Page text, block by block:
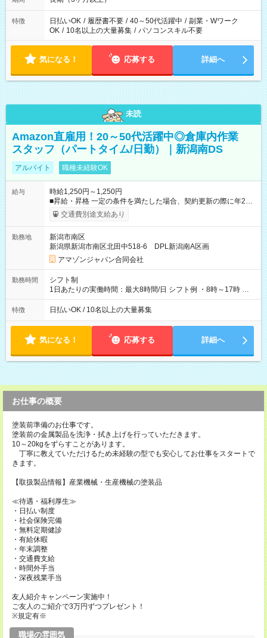
特徴 日払いOK / 履歴書不要 / 40～50代活躍中 / 副業・Wワーク
OK / 10名以上の大量募集 / パソコンスキル不要
気になる！ 応募する 詳細へ
未読
Amazon直雇用！20～50代活躍中◎倉庫内作業
スタッフ（パートタイム/日勤）｜新潟南DS
アルバイト 職種未経験OK
給与
時給1,250円～1,250円
■昇給・昇格 一定の条件を満たした場合、契約更新の際に年2回
まで昇給の機会があります。 ■正社員登用制度あり ※月末締/翌
月25日支払い ※時間外手当、別途支給 ※深夜割増賃金 (22:00～
☆Amazon直雇用で安定して働けます！ 【試用期間】試用期間
あり 試用期間の長さ：1週間 雇用形態、給与は本採用時と同じ
です。
交通費別途支給あり
勤務地
新潟市南区
新潟県新潟市南区北田中518-6 DPL新潟南A区画
アマゾンジャパン合同会社
勤務時間
シフト制
1日あたりの実働時間：最大8時間/日 シフト例 ・8時～17時 ・
12時～21時
特徴 日払いOK / 10名以上の大量募集
気になる！ 応募する 詳細へ
お仕事の概要
塗装前準備のお仕事です。
塗装前の金属製品を洗浄・拭き上げを行っていただきます。
10～20kgをずらすことがあります。
丁寧に教えていただけるため未経験の型でも安心してお仕事をスタートで
きます。
【取扱製品情報】産業機械・生産機械の塗装品
≪待遇・福利厚生≫
・日払い制度
・社会保険完備
・無料定期健診
・有給休暇
・年末調整
・交通費支給
・時間外手当
・深夜残業手当
友人紹介キャンペーン実施中！
ご友人のご紹介で3万円ずつプレゼント！
※規定有※
職場の雰囲気